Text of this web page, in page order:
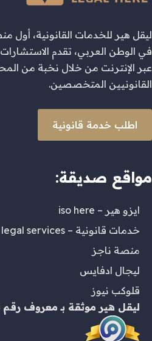
ليقل هير للخدمات القانونية، أول
في الوطن العربي، تقدم الاستشارات
عبر الإنترنت من خلال نخبة من
القانونيين المتخصصين.
اطلب خدمة قانونية
مواقع صديقة:
ايزو هير – iso here
خدمات قانونية – legal services
منصة ناجز
ليجال ادفايس
قلوكب نيوز
ليقل هير موثقة بـ معروف رقم